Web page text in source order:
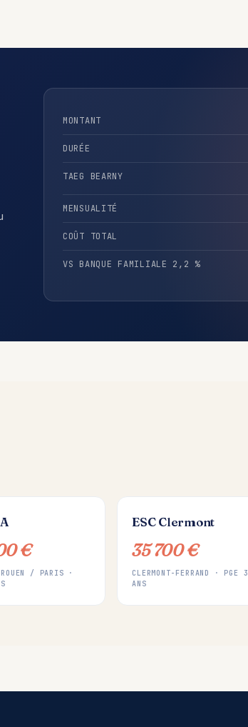
MONTANT
DURÉE
TAEG BEARNY
MENSUALITÉ
COÛT TOTAL
VS BANQUE FAMILIALE 2,2 %
€
/ PARIS ·
ESC Clermont
35 700 €
CLERMONT-FERRAND · PGE 3
ANS